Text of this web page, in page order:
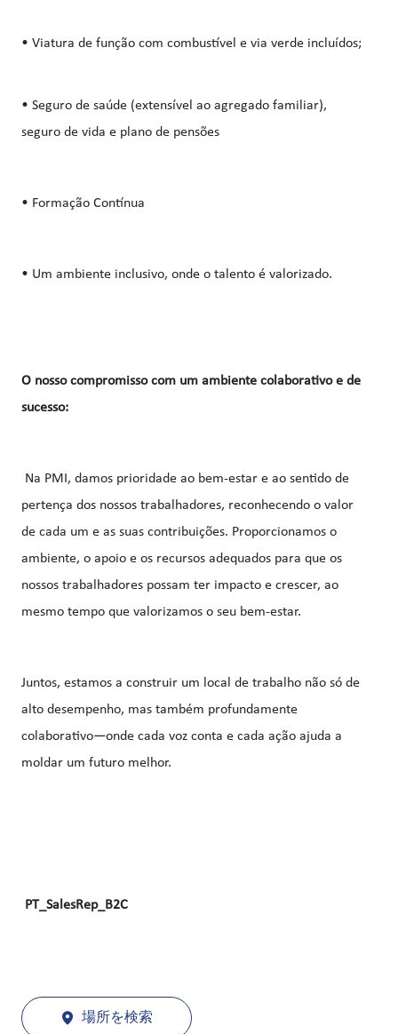
• Viatura de função com combustível e via verde incluídos;
• Seguro de saúde (extensível ao agregado familiar),
seguro de vida e plano de pensões
• Formação Contínua
• Um ambiente inclusivo, onde o talento é valorizado.
O nosso compromisso com um ambiente colaborativo e de
sucesso:
Na PMI, damos prioridade ao bem-estar e ao sentido de
pertença dos nossos trabalhadores, reconhecendo o valor
de cada um e as suas contribuições. Proporcionamos o
ambiente, o apoio e os recursos adequados para que os
nossos trabalhadores possam ter impacto e crescer, ao
mesmo tempo que valorizamos o seu bem-estar.
Juntos, estamos a construir um local de trabalho não só de
alto desempenho, mas também profundamente
colaborativo—onde cada voz conta e cada ação ajuda a
moldar um futuro melhor.
PT_SalesRep_B2C
場所を検索